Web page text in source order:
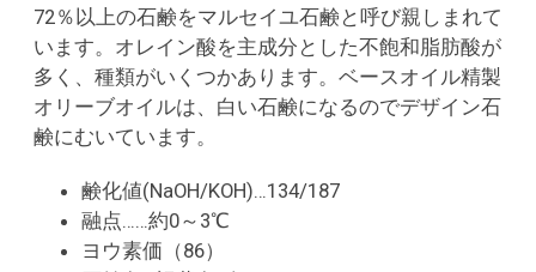
72％以上の石鹸をマルセイユ石鹸と呼び親しまれて
います。オレイン酸を主成分とした不飽和脂肪酸が
多く、種類がいくつかあります。ベースオイル精製
オリーブオイルは、白い石鹸になるのでデザイン石
鹸にむいています。
鹸化値(NaOH/KOH)…134/187
融点……約0～3℃
ヨウ素価（86）